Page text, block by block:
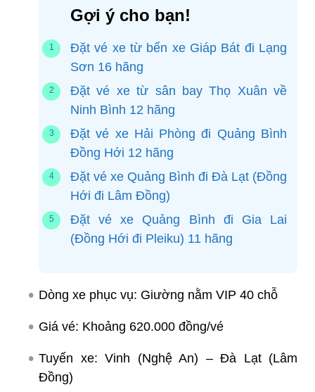
Gợi ý cho bạn!
Đặt vé xe từ bến xe Giáp Bát đi Lạng
Sơn 16 hãng
Đặt vé xe từ sân bay Thọ Xuân về
Ninh Bình 12 hãng
Đặt vé xe Hải Phòng đi Quảng Bình
Đồng Hới 12 hãng
Đặt vé xe Quảng Bình đi Đà Lạt (Đồng
Hới đi Lâm Đồng)
Đặt vé xe Quảng Bình đi Gia Lai
(Đồng Hới đi Pleiku) 11 hãng
Dòng xe phục vụ: Giường nằm VIP 40 chỗ
Giá vé: Khoảng 620.000 đồng/vé
Tuyến xe: Vinh (Nghệ An) – Đà Lạt (Lâm
Đồng)